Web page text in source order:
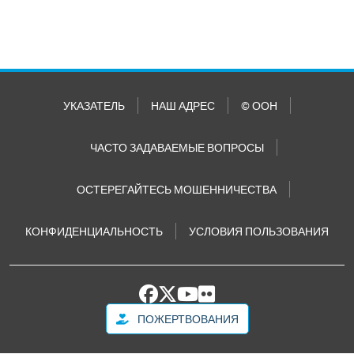
УКАЗАТЕЛЬ НАШ АДРЕС © ООН
ЧАСТО ЗАДАВАЕМЫЕ ВОПРОСЫ
ОСТЕРЕГАЙТЕСЬ МОШЕННИЧЕСТВА
КОНФИДЕНЦИАЛЬНОСТЬ УСЛОВИЯ ПОЛЬЗОВАНИЯ
ПОЖЕРТВОВАНИЯ